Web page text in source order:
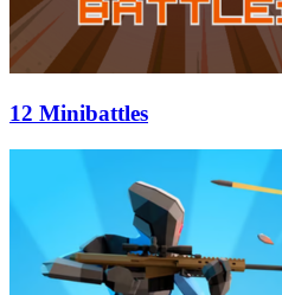
12 Minibattles